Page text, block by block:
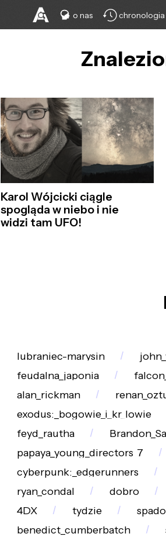
o nas chronologia
Karol Wójcicki ciągle
spogląda w niebo i nie
widzi tam UFO!
lubraniec-marysin
feudalna_japonia
alan_rickman
exodus:_bogowie_i_kr_lowie
feyd_rautha
papaya_young_directors_7
cyberpunk:_edgerunners
ryan_condal
dobro
4DX
tydzie
benedict_cumberbatch